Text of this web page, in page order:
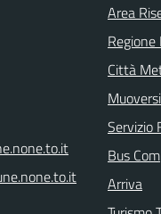
Area
Città
Servizio
Bus
Arriva